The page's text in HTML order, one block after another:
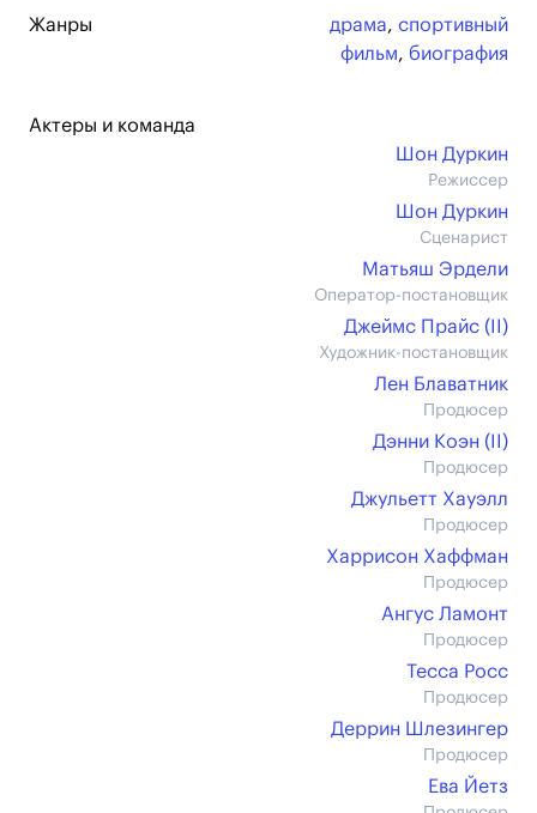
Жанры драма, спортивный
фильм, биография
Актеры и команда
Шон Дуркин
Режиссер
Шон Дуркин
Сценарист
Матьяш Эрдели
Оператор-постановщик
Джеймс Прайс (II)
Художник-постановщик
Лен Блаватник
Продюсер
Дэнни Коэн (II)
Продюсер
Джульетт Хауэлл
Продюсер
Харрисон Хаффман
Продюсер
Ангус Ламонт
Продюсер
Тесса Росс
Продюсер
Деррин Шлезингер
Продюсер
Ева Йетз